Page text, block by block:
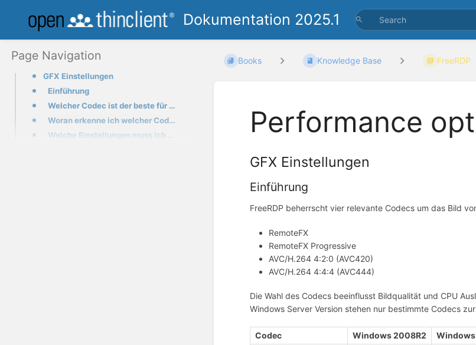
Dokumentation 2025.1
Page Navigation
GFX Einstellungen
Einführung
Welcher Codec ist der beste für mich?
Woran erkenne ich welcher Codec tatsächlich verwendet wird?
Books Knowledge Base FreeRDP
Performance
GFX Einstellungen
Einführung
FreeRDP beherrscht vier relevante Codecs um das Bild
RemoteFX
RemoteFX Progressive
AVC/H.264 4:2:0 (AVC420)
AVC/H.264 4:4:4 (AVC444)
Die Wahl des Codecs beeinflusst Bildqualität und CPU
Windows Server Version stehen nur bestimmte Codecs
Codec Windows 2008R2 Windows